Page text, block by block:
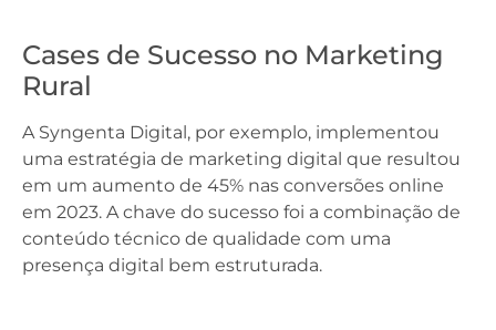
Cases de Sucesso no Marketing
Rural
A Syngenta Digital, por exemplo, implementou
uma estratégia de marketing digital que resultou
em um aumento de 45% nas conversões online
em 2023. A chave do sucesso foi a combinação de
conteúdo técnico de qualidade com uma
presença digital bem estruturada.